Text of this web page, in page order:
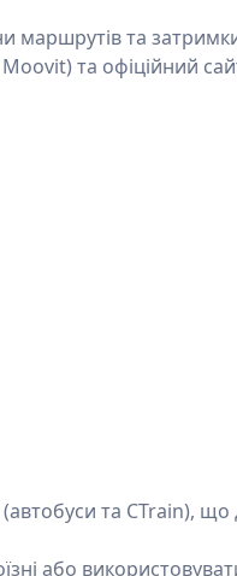
маршрутів та
та офіційний
(автобуси та CTrain),
або